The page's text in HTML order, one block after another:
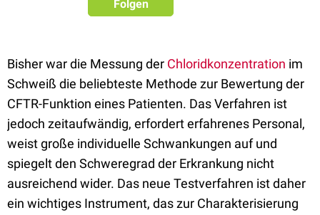
Folgen
Bisher war die Messung der Chloridkonzentration im
Schweiß die beliebteste Methode zur Bewertung der
CFTR-Funktion eines Patienten. Das Verfahren ist
jedoch zeitaufwändig, erfordert erfahrenes Personal,
weist große individuelle Schwankungen auf und
spiegelt den Schweregrad der Erkrankung nicht
ausreichend wider. Das neue Testverfahren ist daher
ein wichtiges Instrument, das zur Charakterisierung